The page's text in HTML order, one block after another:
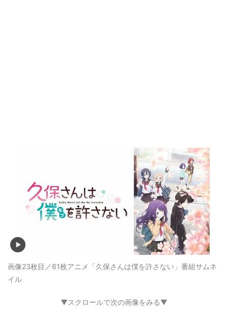
画像23枚目／61枚アニメ「久保さんは僕を許さない」番組サムネ
イル
▼スクロールで次の画像をみる▼